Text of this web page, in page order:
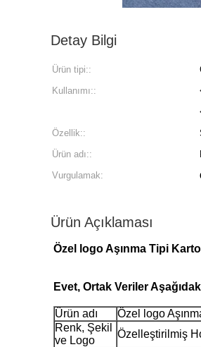
Detay Bilgi
Ürün tipi::
Kullanımı::
Özellik::
Ürün adı::
Vurgulamak:
Ürün Açıklaması
Özel logo Aşınma Tipi
Evet, Ortak Veriler
Ürün adı
Özel logo
Renk, Şekil
ve Logo
Özelleştirilmiş